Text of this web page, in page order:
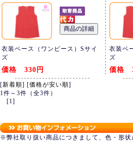
衣装ベース（ワンピース）Sサイ
ズ
価格 330円
衣装ベ
ズ
価格
[新着順] [価格が安い順]
1件～3件（全3件）
[1]
※弊社取り扱い商品につきまして、色・形